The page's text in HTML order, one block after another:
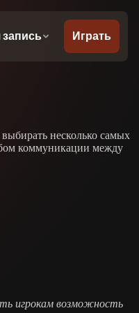
несколько самых
коммуникации между
игрокам возможность